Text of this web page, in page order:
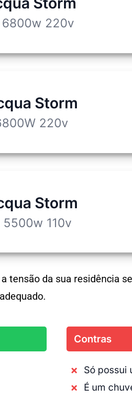
6800w 220v
Storm
220v
Storm
110v
tensão da sua residência
Contras
Só possui
É um